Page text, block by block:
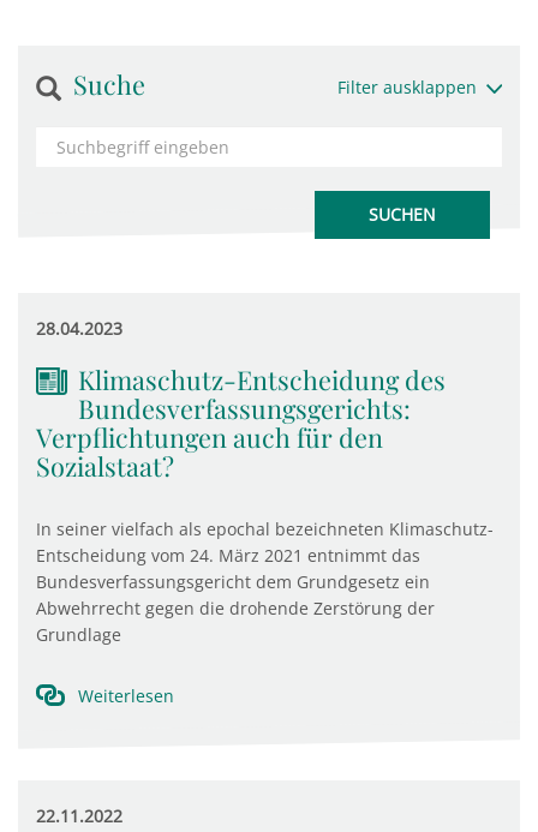
Suche Filter ausklappen
28.04.2023
Klimaschutz-Entscheidung des
Bundesverfassungsgerichts:
Verpflichtungen auch für den
Sozialstaat?
In seiner vielfach als epochal bezeichneten Klimaschutz-
Entscheidung vom 24. März 2021 entnimmt das
Bundesverfassungsgericht dem Grundgesetz ein
Abwehrrecht gegen die drohende Zerstörung der
Grundlage
Weiterlesen
22.11.2022